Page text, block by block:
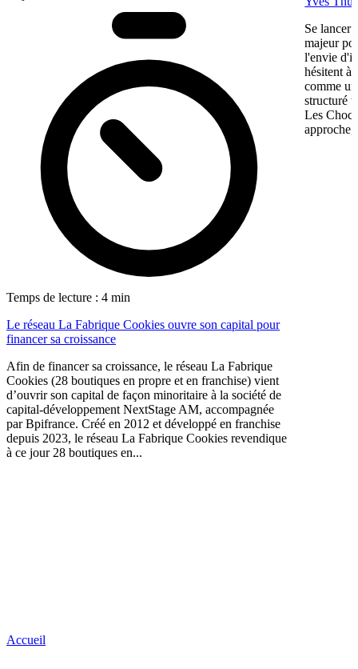
Temps de lecture : 4 min
Le réseau La Fabrique Cookies ouvre son capital pour
financer sa croissance
Afin de financer sa croissance, le réseau La Fabrique
Cookies (28 boutiques en propre et en franchise) vient
d’ouvrir son capital de façon minoritaire à la société de
capital-développement NextStage AM, accompagnée
par Bpifrance. Créé en 2012 et développé en franchise
depuis 2023, le réseau La Fabrique Cookies revendique
à ce jour 28 boutiques en...
Se lancer
majeur
l'envie
hésitent à
comme
structuré
Les
approche,
Accueil